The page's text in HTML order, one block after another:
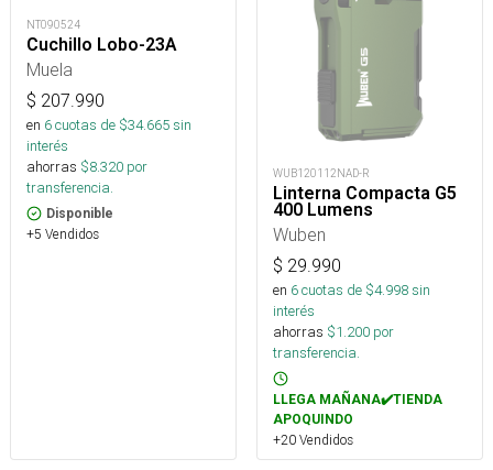
NT090524
Cuchillo Lobo-23A
Muela
$ 207.990
en 6cuotas de $34.665sin
interés
ahorras $8.320 por
transferencia.
Disponible
+5 Vendidos
WUB120112NAD-R
Linterna Compacta G5
400 Lumens
Wuben
$ 29.990
en 6cuotas de $4.998sin
interés
ahorras $1.200 por
transferencia.
LLEGA MAÑANA✔️TIENDA
APOQUINDO
+20 Vendidos